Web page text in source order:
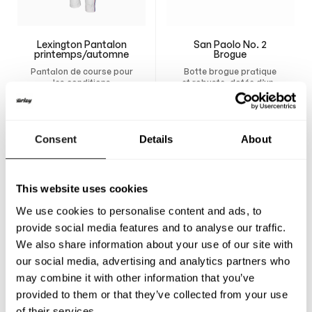
Consent Details About
This website uses cookies
We use cookies to personalise content and ads, to
provide social media features and to analyse our traffic.
We also share information about your use of our site with
our social media, advertising and analytics partners who
may combine it with other information that you’ve
provided to them or that they’ve collected from your use
Lexington Pantalon
printemps/automne
Pantalon de course pour
les conditions
réaliser sur mesure pour
liberté de mouvement
naturelle parfaitement
adaptée.
San Paolo No. 2
Brogue
Botte brogue pratique
et robuste, dotée d’une
doublure respirante,
d’une semelle intérieure
offrant soutien et
320$